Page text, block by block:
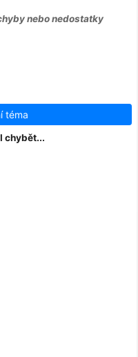
nebo nedostatky
téma
chybět...